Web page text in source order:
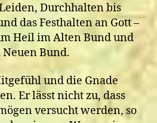
Durchhalten bis
das Festhalten an Gott –
Heil im Alten Bund und
Neuen Bund.
und die Gnade
Er lässt nicht zu, dass
versucht werden, so